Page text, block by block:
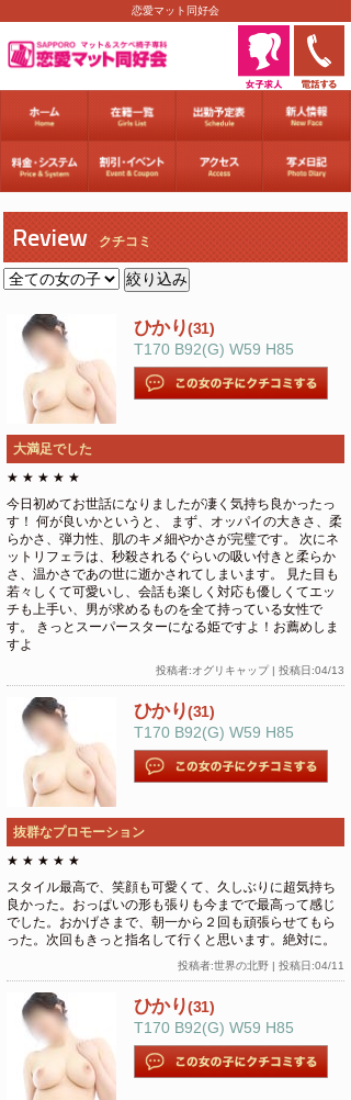
恋愛マット同好会
Review クチコミ
ひかり(31)
T170 B92(G) W59 H85
大満足でした
★ ★ ★ ★ ★
今日初めてお世話になりましたが凄く気持ち良かったっ
す！ 何が良いかというと、 まず、オッパイの大きさ、柔
らかさ、弾力性、肌のキメ細やかさが完璧です。 次にネ
ットリフェラは、秒殺されるぐらいの吸い付きと柔らか
さ、温かさであの世に逝かされてしまいます。 見た目も
若々しくて可愛いし、会話も楽しく対応も優しくてエッ
チも上手い、男が求めるものを全て持っている女性で
す。 きっとスーパースターになる姫ですよ！お薦めしま
すよ
投稿者:オグリキャップ | 投稿日:04/13
ひかり(31)
T170 B92(G) W59 H85
抜群なプロモーション
★ ★ ★ ★ ★
スタイル最高で、笑顔も可愛くて、久しぶりに超気持ち
良かった。おっぱいの形も張りも今までで最高って感じ
でした。おかげさまで、朝一から２回も頑張らせてもら
った。次回もきっと指名して行くと思います。絶対に。
投稿者:世界の北野 | 投稿日:04/11
ひかり(31)
T170 B92(G) W59 H85